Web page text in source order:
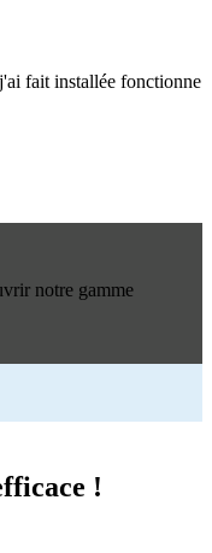
fait installée fonctionne
notre gamme
!